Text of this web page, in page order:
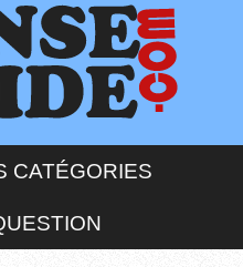
CATÉGORIES